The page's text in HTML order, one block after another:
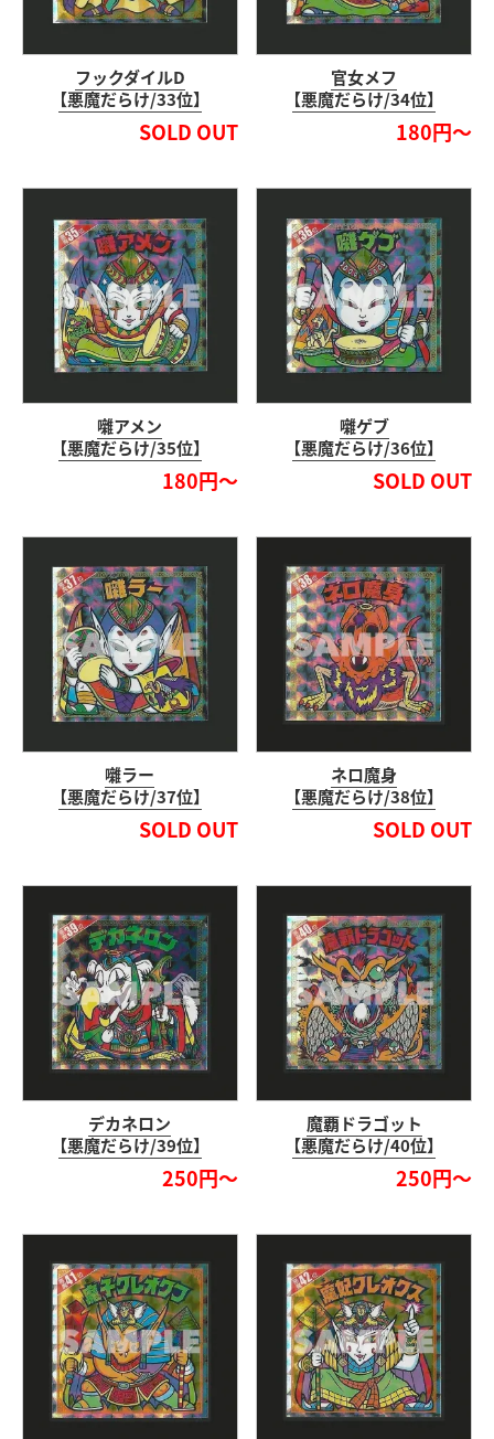
フックダイルD
【悪魔だらけ/33位】
SOLD OUT
官女メフ
【悪魔だらけ/34位】
180円～
囃アメン
【悪魔だらけ/35位】
180円～
囃ゲブ
【悪魔だらけ/36位】
SOLD OUT
囃ラー
【悪魔だらけ/37位】
SOLD OUT
ネロ魔身
【悪魔だらけ/38位】
SOLD OUT
デカネロン
【悪魔だらけ/39位】
250円～
魔覇ドラゴット
【悪魔だらけ/40位】
250円～